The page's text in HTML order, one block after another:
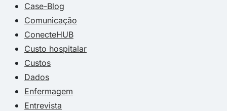
Case-Blog
Comunicação
ConecteHUB
Custo hospitalar
Custos
Dados
Enfermagem
Entrevista